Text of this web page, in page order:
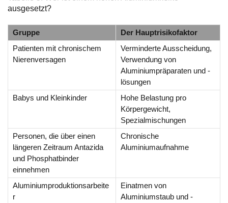
ausgesetzt?
Gruppe
Der Hauptrisikofaktor
Patienten mit chronischem
Nierenversagen
Verminderte Ausscheidung,
Verwendung von
Aluminiumpräparaten und -
lösungen
Babys und Kleinkinder
Hohe Belastung pro
Körpergewicht,
Spezialmischungen
Personen, die über einen
längeren Zeitraum Antazida
und Phosphatbinder
einnehmen
Chronische
Aluminiumaufnahme
Aluminiumproduktionsarbeite
r
Einatmen von
Aluminiumstaub und -